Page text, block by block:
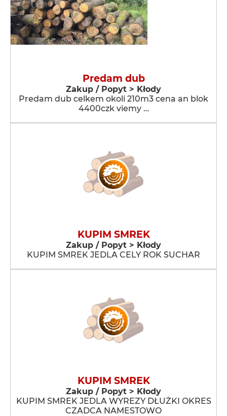
Predam dub
Zakup / Popyt > Kłody
Predam dub celkem okoli 210m3 cena an blok
4400czk viemy …
KUPIM SMREK
Zakup / Popyt > Kłody
KUPIM SMREK JEDLA CELY ROK SUCHAR
KUPIM SMREK
Zakup / Popyt > Kłody
KUPIM SMREK JEDLA WYREZY DŁUŻKI OKRES
CZADCA NAMESTOWO